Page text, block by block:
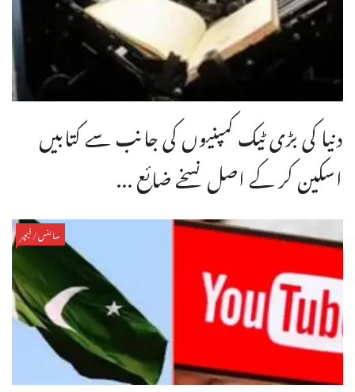
دنیا کی بڑی ٹیک کمپنیوں کی جانب سے کتابیں
اسکین کر کے اصل نسخے ضائع ...
سائنس/فیچر